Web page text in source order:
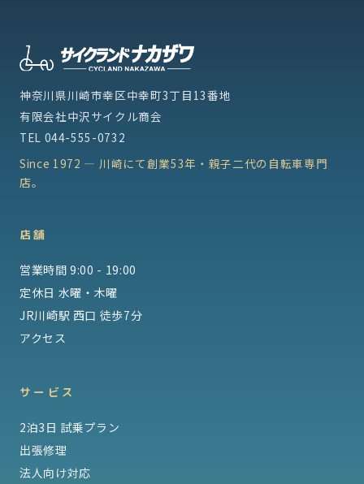
神奈川県川崎市幸区中幸町3丁目13番地
有限会社中沢サイクル商会
TEL 044-555-0732
Since 1972 — 川崎にて創業53年・親子二代の自転車専門
店。
店舗
営業時間 9:00 - 19:00
定休日 水曜・木曜
JR川崎駅 西口 徒歩7分
アクセス
サービス
2泊3日 試乗プラン
出張修理
法人向け対応